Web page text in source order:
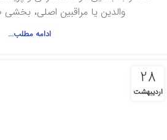
والدین یا مراقبین اصلی، بخشی
ادامه مطلب...
28
اردیبهشت